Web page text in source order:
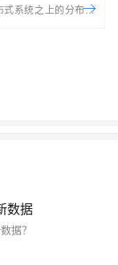
式系统之上的分布式
数据
据？